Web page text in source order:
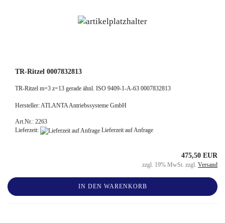
TR-Ritzel 0007832813
TR-Ritzel m=3 z=13 gerade ähnl. ISO 9409-1-A-63 0007832813
Hersteller: ATLANTA Antriebssysteme GmbH
Art.Nr.: 2263
Lieferzeit:
Lieferzeit auf Anfrage
475,50 EUR
zzgl. 19% MwSt. zzgl. Versand
IN DEN WARENKORB